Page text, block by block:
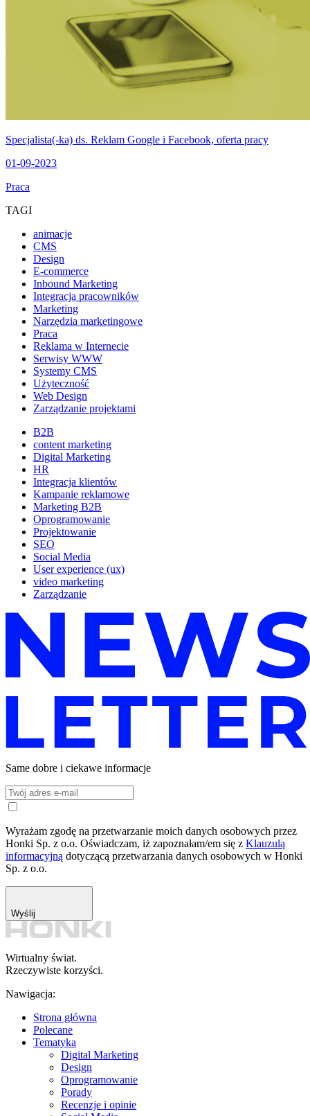
Specjalista(-ka) ds. Reklam Google i Facebook, oferta pracy
01-09-2023
Praca
TAGI
animacje
CMS
Design
E-commerce
Inbound Marketing
Integracja pracowników
Marketing
Narzędzia marketingowe
Praca
Reklama w Internecie
Serwisy WWW
Systemy CMS
Użyteczność
Web Design
Zarządzanie projektami
B2B
content marketing
Digital Marketing
HR
Integracja klientów
Kampanie reklamowe
Marketing B2B
Oprogramowanie
Projektowanie
SEO
Social Media
User experience (ux)
video marketing
Zarządzanie
Same dobre i ciekawe informacje
Wyrażam zgodę na przetwarzanie moich danych osobowych przez
Honki Sp. z o.o. Oświadczam, iż zapoznałam/em się z Klauzulą
informacyjną dotyczącą przetwarzania danych osobowych w Honki
Sp. z o.o.
Wyślij
Wirtualny świat.
Rzeczywiste korzyści.
Nawigacja:
Strona główna
Polecane
Tematyka
Digital Marketing
Design
Oprogramowanie
Porady
Recenzje i opinie